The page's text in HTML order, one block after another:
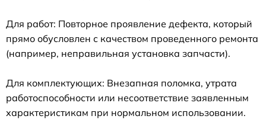
Для работ: Повторное проявление дефекта, который
прямо обусловлен с качеством проведенного ремонта
(например, неправильная установка запчасти).
Для комплектующих: Внезапная поломка, утрата
работоспособности или несоответствие заявленным
характеристикам при нормальном использовании.